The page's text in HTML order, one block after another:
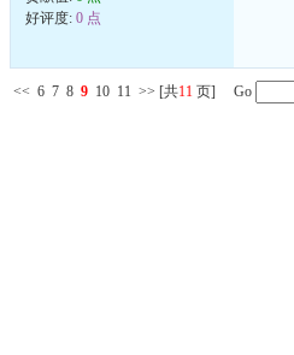
好评度: 0 点
<< 6 7 8 9 10 11 >> [共11 页] Go